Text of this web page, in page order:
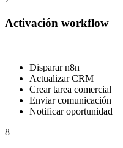
Activación workflow
Disparar n8n
Actualizar CRM
Crear tarea comercial
Enviar comunicación
Notificar oportunidad
8